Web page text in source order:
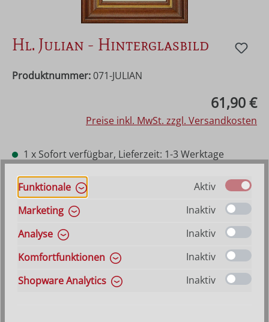
Hl. Julian - Hinterglasbild
Produktnummer: 071-JULIAN
61,90 €
Preise inkl. MwSt. zzgl. Versandkosten
1 x Sofort verfügbar, Lieferzeit: 1-3 Werktage
2026
Produkt Anzahl: Gib den gewünschten
VERSANDKOSTENFREI (DE) AB 150,-*
Funktionale
Aktiv
Marketing
Inaktiv
Analyse
Inaktiv
Komfortfunktionen
Inaktiv
Shopware Analytics
Inaktiv